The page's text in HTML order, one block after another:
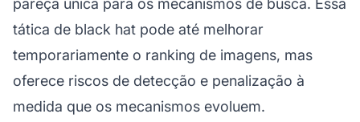
pareça única para os mecanismos de busca. Essa
tática de black hat pode até melhorar
temporariamente o ranking de imagens, mas
oferece riscos de detecção e penalização à
medida que os mecanismos evoluem.